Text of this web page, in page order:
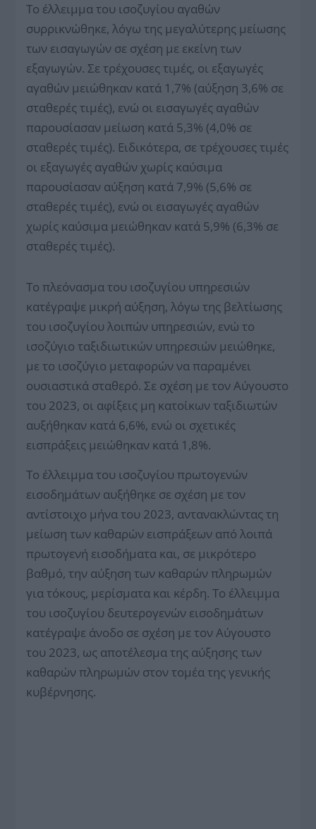
Το έλλειμμα του ισοζυγίου αγαθών
συρρικνώθηκε, λόγω της μεγαλύτερης μείωσης
των εισαγωγών σε σχέση με εκείνη των
εξαγωγών. Σε τρέχουσες τιμές, οι εξαγωγές
αγαθών μειώθηκαν κατά 1,7% (αύξηση 3,6% σε
σταθερές τιμές), ενώ οι εισαγωγές αγαθών
παρουσίασαν μείωση κατά 5,3% (4,0% σε
σταθερές τιμές). Ειδικότερα, σε τρέχουσες τιμές
οι εξαγωγές αγαθών χωρίς καύσιμα
παρουσίασαν αύξηση κατά 7,9% (5,6% σε
σταθερές τιμές), ενώ οι εισαγωγές αγαθών
χωρίς καύσιμα μειώθηκαν κατά 5,9% (6,3% σε
σταθερές τιμές).
Το πλεόνασμα του ισοζυγίου υπηρεσιών
κατέγραψε μικρή αύξηση, λόγω της βελτίωσης
του ισοζυγίου λοιπών υπηρεσιών, ενώ το
ισοζύγιο ταξιδιωτικών υπηρεσιών μειώθηκε,
με το ισοζύγιο μεταφορών να παραμένει
ουσιαστικά σταθερό. Σε σχέση με τον Αύγουστο
του 2023, οι αφίξεις μη κατοίκων ταξιδιωτών
αυξήθηκαν κατά 6,6%, ενώ οι σχετικές
εισπράξεις μειώθηκαν κατά 1,8%.
Το έλλειμμα του ισοζυγίου πρωτογενών
εισοδημάτων αυξήθηκε σε σχέση με τον
αντίστοιχο μήνα του 2023, αντανακλώντας τη
μείωση των καθαρών εισπράξεων από λοιπά
πρωτογενή εισοδήματα και, σε μικρότερο
βαθμό, την αύξηση των καθαρών πληρωμών
για τόκους, μερίσματα και κέρδη. Το έλλειμμα
του ισοζυγίου δευτερογενών εισοδημάτων
κατέγραψε άνοδο σε σχέση με τον Αύγουστο
του 2023, ως αποτέλεσμα της αύξησης των
καθαρών πληρωμών στον τομέα της γενικής
κυβέρνησης.